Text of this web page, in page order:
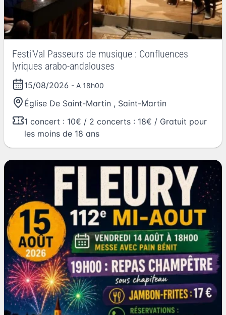
Festi'Val Passeurs de musique : Confluences
lyriques arabo-andalouses
15/08/2026 - A 18h00
Église De Saint-Martin , Saint-Martin
1 concert : 10€ / 2 concerts : 18€ / Gratuit pour
les moins de 18 ans